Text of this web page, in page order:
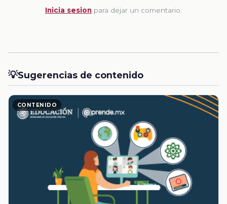
Inicia sesion para dejar un comentario.
💡Sugerencias de contenido
CONTENIDO